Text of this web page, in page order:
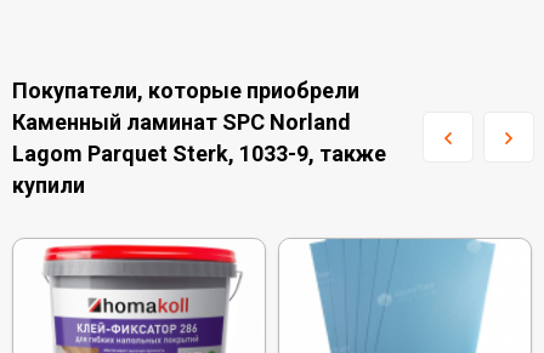
Покупатели, которые приобрели
Каменный ламинат SPC Norland
Lagom Parquet Sterk, 1033-9, также
купили